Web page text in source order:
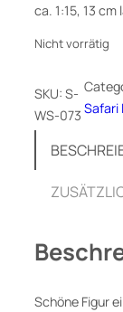
ca. 1:15, 13
Nicht vorrätig
SKU: S-
WS-073 Safari
Schöne Figur